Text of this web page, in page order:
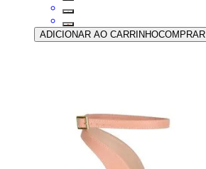
ADICIONAR AO CARRINHOCOMPRAR